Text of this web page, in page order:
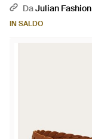
DaJulian Fashion
IN SALDO